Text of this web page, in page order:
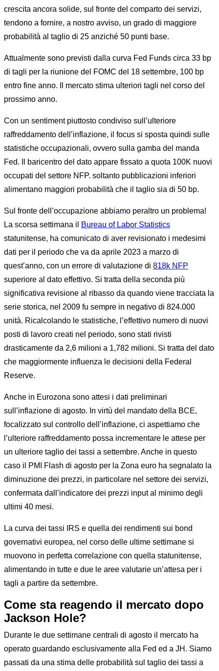
crescita ancora solide, sul fronte del comparto dei servizi,
tendono a fornire, a nostro avviso, un grado di maggiore
probabilità al taglio di 25 anziché 50 punti base.
Attualmente sono previsti dalla curva Fed Funds circa 33 bp
di tagli per la riunione del FOMC del 18 settembre, 100 bp
entro fine anno. Il mercato stima ulteriori tagli nel corso del
prossimo anno.
Con un sentiment piuttosto condiviso sull’ulteriore
raffreddamento dell’inflazione, il focus si sposta quindi sulle
statistiche occupazionali, ovvero sulla gamba del manda
Fed. Il baricentro del dato appare fissato a quota 100K nuovi
occupati del settore NFP. soltanto pubblicazioni inferiori
alimentano maggiori probabilità che il taglio sia di 50 bp.
Sul fronte dell’occupazione abbiamo peraltro un problema!
La scorsa settimana il
Bureau of Labor Statistics
statunitense, ha comunicato di aver revisionato i medesimi
dati per il periodo che va da aprile 2023 a marzo di
quest’anno, con un errore di valutazione di 818k NFP
superiore al dato effettivo. Si tratta della seconda più
significativa revisione al ribasso da quando viene tracciata la
serie storica, nel 2009 fu sempre in negativo di 824.000
unità. Ricalcolando le statistiche, l’effettivo numero di nuovi
posti di lavoro creati nel periodo, sono stati rivisti
drasticamente da 2,6 milioni a 1,782 milioni. Si tratta del dato
che maggiormente influenza le decisioni della Federal
Reserve.
Anche in Eurozona sono attesi i dati preliminari
sull’inflazione di agosto. In virtù del mandato della BCE,
focalizzato sul controllo dell’inflazione, ci aspettiamo che
l’ulteriore raffreddamento possa incrementare le attese per
un ulteriore taglio dei tassi a settembre. Anche in questo
caso il PMI Flash di agosto per la Zona euro ha segnalato la
diminuzione dei prezzi, in particolare nel settore dei servizi,
confermata dall’indicatore dei prezzi input al minimo degli
ultimi 40 mesi.
La curva dei tassi IRS e quella dei rendimenti sui bond
governativi europea, nel corso delle ultime settimane si
muovono in perfetta correlazione con quella statunitense,
alimentando in tutte e due le aree valutarie un’attesa per i
tagli a partire da settembre.
Come sta reagendo il mercato dopo
Jackson Hole?
Durante le due settimane centrali di agosto il mercato ha
operato guardando esclusivamente alla Fed ed a JH. Siamo
passati da una stima delle probabilità sul taglio dei tassi a